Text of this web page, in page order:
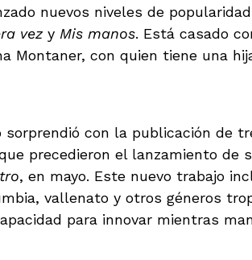
nuevos niveles de
vez y Mis manos. Está casado
Montaner, con quien tiene una
sorprendió con la publicación de
precedieron el lanzamiento de
, en mayo. Este nuevo trabajo
vallenato y otros géneros
para innovar mientras